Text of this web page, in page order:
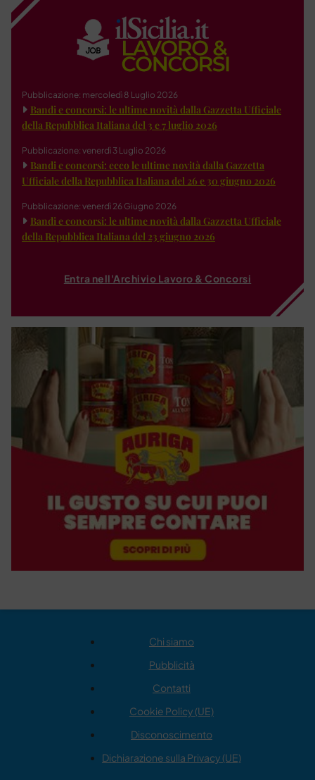
Pubblicazione: mercoledì 8 Luglio 2026
Bandi e concorsi: le ultime novità dalla Gazzetta Ufficiale
della Repubblica Italiana del 3 e 7 luglio 2026
Pubblicazione: venerdì 3 Luglio 2026
Bandi e concorsi: ecco le ultime novità dalla Gazzetta
Ufficiale della Repubblica Italiana del 26 e 30 giugno 2026
Pubblicazione: venerdì 26 Giugno 2026
Bandi e concorsi: le ultime novità dalla Gazzetta Ufficiale
della Repubblica Italiana del 23 giugno 2026
Entra nell'Archivio Lavoro & Concorsi
Chi siamo
Pubblicità
Contatti
Cookie Policy (UE)
Disconoscimento
Dichiarazione sulla Privacy (UE)